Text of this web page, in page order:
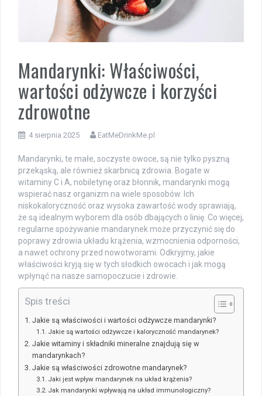
Mandarynki: Właściwości,
wartości odżywcze i korzyści
zdrowotne
4 sierpnia 2025 EatMeDrinkMe.pl
Mandarynki, te małe, soczyste owoce, są nie tylko pyszną
przekąską, ale również skarbnicą zdrowia. Bogate w
witaminy C i A, nobiletynę oraz błonnik, mandarynki mogą
wspierać nasz organizm na wiele sposobów. Ich
niskokaloryczność oraz wysoka zawartość wody sprawiają,
że są idealnym wyborem dla osób dbających o linię. Co więcej,
regularne spożywanie mandarynek może przyczynić się do
poprawy zdrowia układu krążenia, wzmocnienia odporności,
a nawet ochrony przed nowotworami. Odkryjmy, jakie
właściwości kryją się w tych słodkich owocach i jak mogą
wpłynąć na nasze samopoczucie i zdrowie.
Spis treści
Jakie są właściwości i wartości odżywcze mandarynki?
Jakie są wartości odżywcze i kaloryczność mandarynek?
Jakie witaminy i składniki mineralne znajdują się w
mandarynkach?
Jakie są właściwości zdrowotne mandarynek?
Jaki jest wpływ mandarynek na układ krążenia?
Jak mandarynki wpływają na układ immunologiczny?